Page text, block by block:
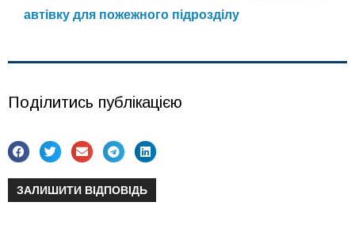
автівку для пожежного підрозділу
Поділитись публікацією
ЗАЛИШИТИ ВІДПОВІДЬ